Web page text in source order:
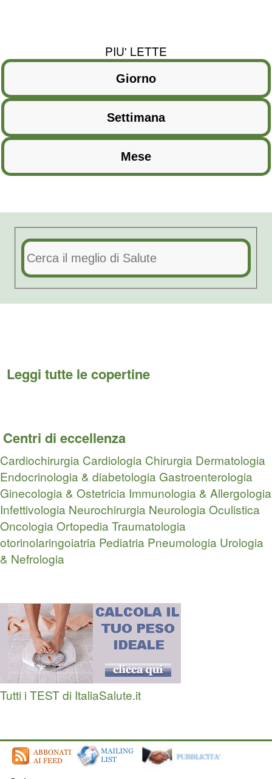
PIU' LETTE
Leggi tutte le copertine
Centri di eccellenza
Cardiochirurgia Cardiologia Chirurgia Dermatologia
Endocrinologia & diabetologia Gastroenterologia
Ginecologia & Ostetricia Immunologia & Allergologia
Infettivologia Neurochirurgia NeurologiaOculistica
OncologiaOrtopedia Traumatologia
otorinolaringoiatria Pediatria Pneumologia Urologia
& Nefrologia
Tutti i TEST di ItaliaSalute.it